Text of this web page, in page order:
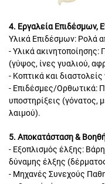
4. Εργαλεία Επιδέσμων,
Υλικά Επιδέσμων: Ρολά
- Υλικά
(γύψος, ίνες γυαλιού,
- Κοπτικά και
- Επιδέσμες/Ορθωτικά:
υποστηρίξεις (γόνατος,
λαιμού).
5. Αποκατάσταση &
- Εξοπλισμός έλξης:
δύναμης έλξης
- Μηχανές Συνεχούς